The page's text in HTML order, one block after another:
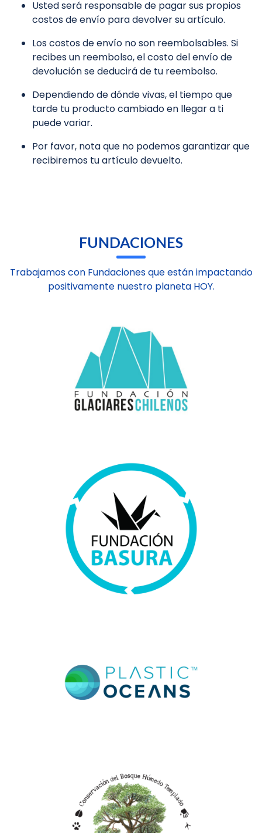
Usted será responsable de pagar sus propios
costos de envío para devolver su artículo.
Los costos de envío no son reembolsables. Si
recibes un reembolso, el costo del envío de
devolución se deducirá de tu reembolso.
Dependiendo de dónde vivas, el tiempo que
tarde tu producto cambiado en llegar a ti
puede variar.
Por favor, nota que no podemos garantizar que
recibiremos tu artículo devuelto.
FUNDACIONES
Trabajamos con Fundaciones que están impactando
positivamente nuestro planeta HOY.